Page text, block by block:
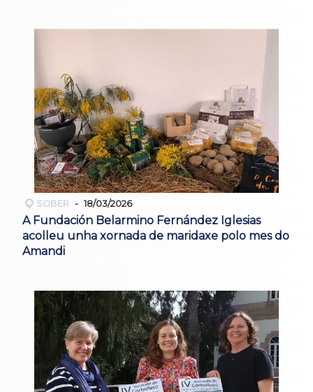
SOBER 18/03/2026
A Fundación Belarmino Fernández Iglesias
acolleu unha xornada de maridaxe polo mes do
Amandi